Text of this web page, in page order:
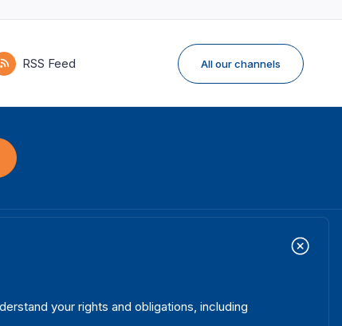
RSS Feed All our channels
we do
News & events
your rights and obligations, including